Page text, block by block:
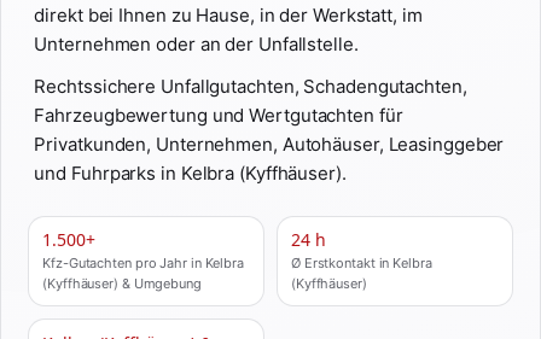
direkt bei Ihnen zu Hause, in der Werkstatt, im
Unternehmen oder an der Unfallstelle.
Rechtssichere Unfallgutachten, Schadengutachten,
Fahrzeugbewertung und Wertgutachten für
Privatkunden, Unternehmen, Autohäuser, Leasinggeber
und Fuhrparks in Kelbra (Kyffhäuser).
1.500+
Kfz-Gutachten pro Jahr in Kelbra
(Kyffhäuser) & Umgebung
24 h
Ø Erstkontakt in Kelbra
(Kyffhäuser)